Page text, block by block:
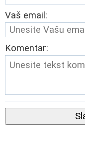
Vaš email:
Komentar: